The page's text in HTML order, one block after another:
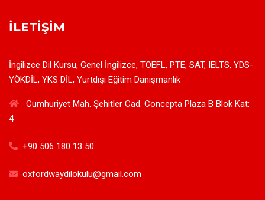
İLETIŞIM
İngilizce Dil Kursu, Genel İngilizce, TOEFL, PTE, SAT, IELTS, YDS-
YÖKDİL, YKS DİL, Yurtdışı Eğitim Danışmanlık
Cumhuriyet Mah. Şehitler Cad. Concepta Plaza B Blok Kat:
4
+90 506 180 13 50
oxfordwaydilokulu@gmail.com